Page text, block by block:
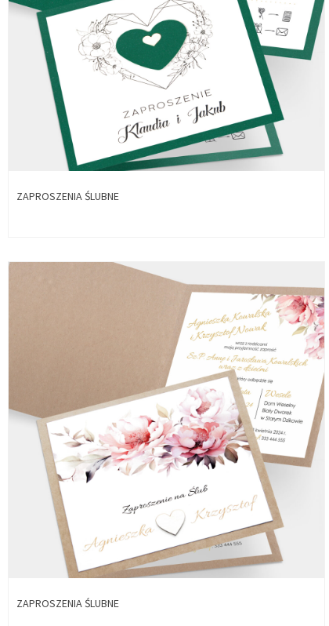
ZAPROSZENIA ŚLUBNE
ZAPROSZENIA ŚLUBNE